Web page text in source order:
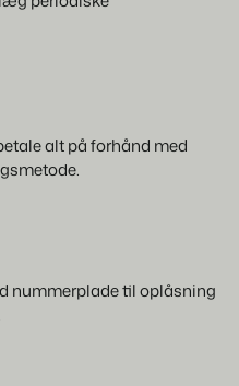
alt på forhånd med
nummerplade til oplåsning